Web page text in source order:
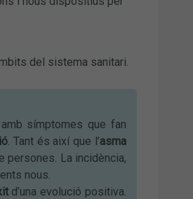
del sistema sanitari.
símptomes que fan
. Tant és així que l’asma
persones. La incidència,
nous.
d’una evolució positiva.